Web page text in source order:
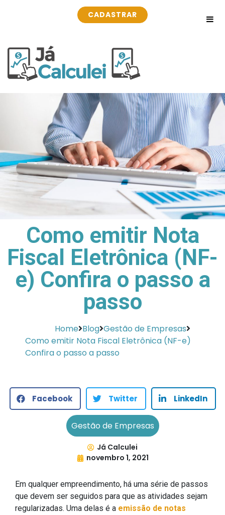
CADASTRAR
Como emitir Nota
Fiscal Eletrônica (NF-
e) Confira o passo a
passo
Home Blog Gestão de Empresas
Como emitir Nota Fiscal Eletrônica (NF-e)
Confira o passo a passo
Facebook Twitter LinkedIn
Gestão de Empresas
Já Calculei
novembro 1, 2021
Em qualquer empreendimento, há uma série de passos
que devem ser seguidos para que as atividades sejam
regularizadas. Uma delas é a emissão de notas